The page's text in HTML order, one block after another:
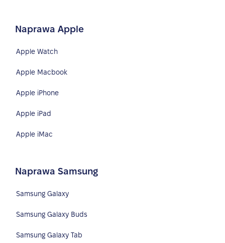
Naprawa Apple
Apple Watch
Apple Macbook
Apple iPhone
Apple iPad
Apple iMac
Naprawa Samsung
Samsung Galaxy
Samsung Galaxy Buds
Samsung Galaxy Tab